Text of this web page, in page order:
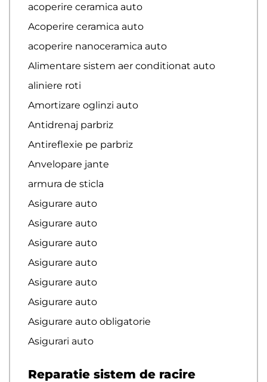
acoperire ceramica auto
Acoperire ceramica auto
acoperire nanoceramica auto
Alimentare sistem aer conditionat auto
aliniere roti
Amortizare oglinzi auto
Antidrenaj parbriz
Antireflexie pe parbriz
Anvelopare jante
armura de sticla
Asigurare auto
Asigurare auto
Asigurare auto
Asigurare auto
Asigurare auto
Asigurare auto
Asigurare auto obligatorie
Asigurari auto
Reparatie sistem de racire